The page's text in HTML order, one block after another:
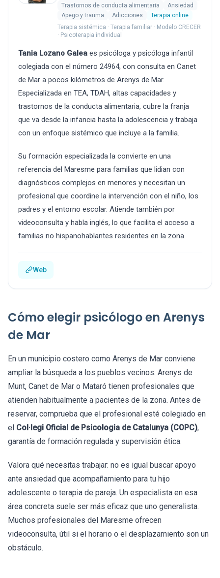
Trastornos de conducta alimentaria
Ansiedad
Apego y trauma
Adicciones
Terapia online
Terapia sistémica · Terapia familiar · Modelo CRECER
· Psicoterapia individual
Tania Lozano Galea es psicóloga y psicóloga infantil
colegiada con el número 24964, con consulta en Canet
de Mar a pocos kilómetros de Arenys de Mar.
Especializada en TEA, TDAH, altas capacidades y
trastornos de la conducta alimentaria, cubre la franja
que va desde la infancia hasta la adolescencia y trabaja
con un enfoque sistémico que incluye a la familia.
Su formación especializada la convierte en una
referencia del Maresme para familias que lidian con
diagnósticos complejos en menores y necesitan un
profesional que coordine la intervención con el niño, los
padres y el entorno escolar. Atiende también por
videoconsulta y habla inglés, lo que facilita el acceso a
familias no hispanohablantes residentes en la zona.
Web
Cómo elegir psicólogo en Arenys
de Mar
En un municipio costero como Arenys de Mar conviene
ampliar la búsqueda a los pueblos vecinos: Arenys de
Munt, Canet de Mar o Mataró tienen profesionales que
atienden habitualmente a pacientes de la zona. Antes de
reservar, comprueba que el profesional esté colegiado en
el Col·legi Oficial de Psicologia de Catalunya (COPC),
garantía de formación regulada y supervisión ética.
Valora qué necesitas trabajar: no es igual buscar apoyo
ante ansiedad que acompañamiento para tu hijo
adolescente o terapia de pareja. Un especialista en esa
área concreta suele ser más eficaz que uno generalista.
Muchos profesionales del Maresme ofrecen
videoconsulta, útil si el horario o el desplazamiento son un
obstáculo.